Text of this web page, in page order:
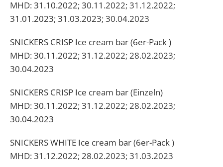
MHD: 31.10.2022; 30.11.2022; 31.12.2022;
31.01.2023; 31.03.2023; 30.04.2023
SNICKERS CRISP Ice cream bar (6er-Pack )
MHD: 30.11.2022; 31.12.2022; 28.02.2023;
30.04.2023
SNICKERS CRISP Ice cream bar (Einzeln)
MHD: 30.11.2022; 31.12.2022; 28.02.2023;
30.04.2023
SNICKERS WHITE Ice cream bar (6er-Pack )
MHD: 31.12.2022; 28.02.2023; 31.03.2023